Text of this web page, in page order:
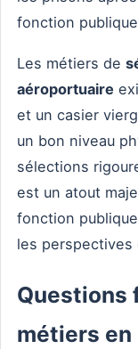
fonction
Les métiers de
aéroportuaire
et un casier
un bon niveau
sélections
est un atout
fonction
les perspectives
Questions
métiers